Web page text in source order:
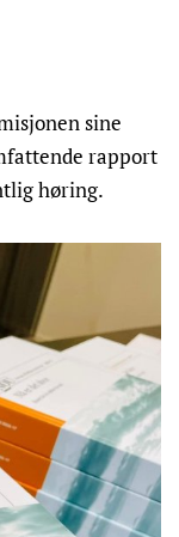
sine
rapport
høring.